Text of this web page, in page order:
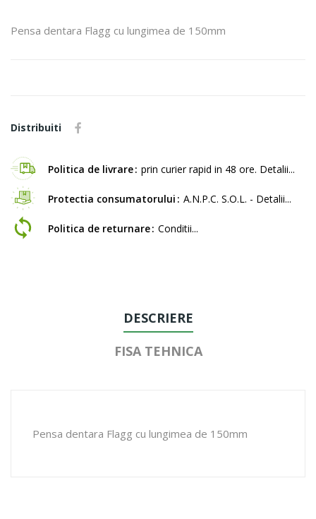
Pensa dentara Flagg cu lungimea de 150mm
Distribuiti
Politica de livrare prin curier rapid in 48 ore. Detalii...
Protectia consumatorului A.N.P.C. S.O.L. - Detalii...
Politica de returnare Conditii...
DESCRIERE
FISA TEHNICA
Pensa dentara Flagg cu lungimea de 150mm